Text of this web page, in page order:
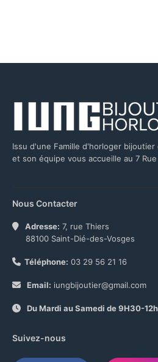
Issu d'une Famille d'horloger bijoutier
et son équipe vous accueille au 7
Nous Contacter
Adresse: 7, rue Thiers
88100 Saint-Dié-des-Vosges
Téléphone: 03 29 56 21 16
Email: iungbijoutier@gmail.com
Du Mardi au Samedi de 9H30-
Suivez-nous